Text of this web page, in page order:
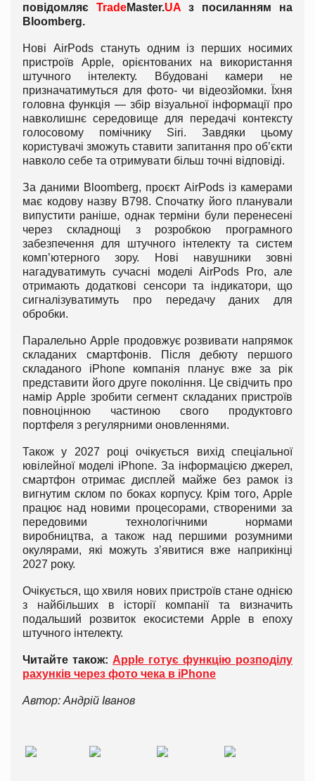
повідомляє TradeMaster.UA з посиланням на
Bloomberg.
Нові AirPods стануть одним із перших носимих
пристроїв Apple, орієнтованих на використання
штучного інтелекту. Вбудовані камери не
призначатимуться для фото- чи відеозйомки. Їхня
головна функція — збір візуальної інформації про
навколишнє середовище для передачі контексту
голосовому помічнику Siri. Завдяки цьому
користувачі зможуть ставити запитання про об’єкти
навколо себе та отримувати більш точні відповіді.
За даними Bloomberg, проєкт AirPods із камерами
має кодову назву B798. Спочатку його планували
випустити раніше, однак терміни були перенесені
через складнощі з розробкою програмного
забезпечення для штучного інтелекту та систем
комп’ютерного зору. Нові навушники зовні
нагадуватимуть сучасні моделі AirPods Pro, але
отримають додаткові сенсори та індикатори, що
сигналізуватимуть про передачу даних для
обробки.
Паралельно Apple продовжує розвивати напрямок
складаних смартфонів. Після дебюту першого
складаного iPhone компанія планує вже за рік
представити його друге покоління. Це свідчить про
намір Apple зробити сегмент складаних пристроїв
повноцінною частиною свого продуктовго
портфеля з регулярними оновленнями.
Також у 2027 році очікується вихід спеціальної
ювілейної моделі iPhone. За інформацією джерел,
смартфон отримає дисплей майже без рамок із
вигнутим склом по боках корпусу. Крім того, Apple
працює над новими процесорами, створеними за
передовими технологічними нормами
виробництва, а також над першими розумними
окулярами, які можуть з’явитися вже наприкінці
2027 року.
Очікується, що хвиля нових пристроїв стане однією
з найбільших в історії компанії та визначить
подальший розвиток екосистеми Apple в епоху
штучного інтелекту.
Читайте також: Apple готує функцію розподілу
рахунків через фото чека в iPhone
Автор: Андрій Іванов